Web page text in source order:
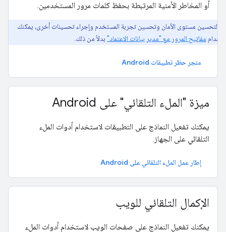
أو المخاطر الأمنية المرتبطة بحفظ كلمات مرور المستخدمين.
لتحسين مستوى الأمان وتحسين تجربة المستخدم وإجراء تحسينات أخرى، يمكنك
مفاتيح المرور مع "مدير بيانات الاعتماد" بدلاً من ذلك.
متجر حظر تطبيقات Android
ميزة "الملء التلقائي" على Android
يمكنك تفعيل النماذج على التطبيقات لاستخدام أدوات الملء
التلقائي على الجهاز.
إطار عمل الملء التلقائي على Android
الإكمال التلقائي للويب
يمكنك تفعيل النماذج على صفحات الويب لاستخدام أدوات الملء